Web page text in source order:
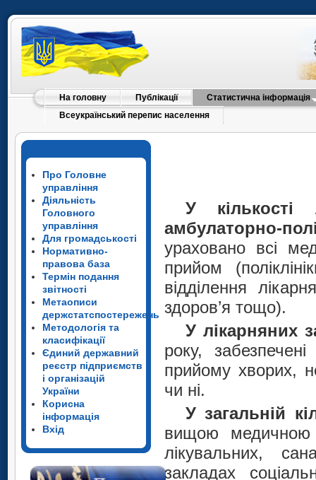
На головну Публікації
Статистична інформація
Всеукраїнський перепис населення
Про Головне
управління
Діяльність
Головного
управління
Для громадськості
Нормативно-
правова база
Термін подання
звітності
Метаописи
держстатспостережень
Методологія та
класифікації
Єдиний державний
реєстр підприємств
і організацій
України
Корисна
інформація
Вхід
У
амбулаторно-
ураховано всі
прийом
відділення
здоров’я тощо).
У лікарняних
року,
прийому хворих,
чи ні.
У загальній
вищою медичною
лікувальних,
закладах